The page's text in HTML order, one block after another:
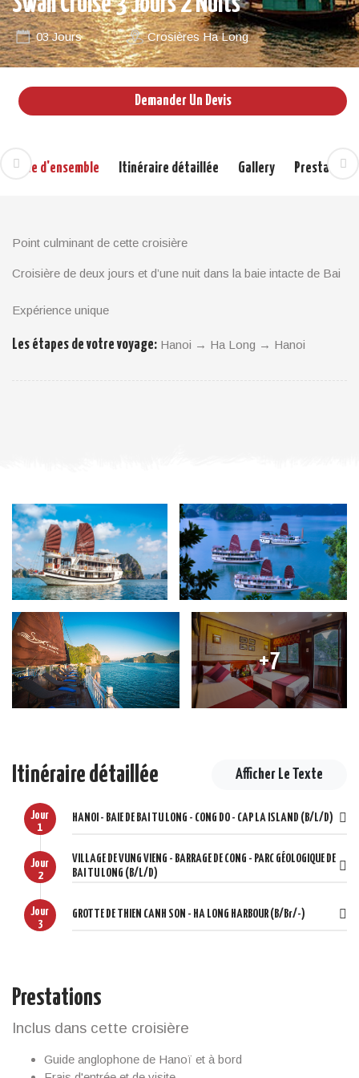
03 Jours Crosières Ha Long
Vue d'ensemble Itinéraire détaillée Gallery Prestations
Demander Un Devis
Point culminant de cette croisière
Croisière de deux jours et d’une nuit dans la baie intacte de Bai
naturelle et la vie locale en un temps limité. Vous pourrez visiter
excursion vous emmène au cœur des merveilles de la nature et
une salle de bains privative
Exploration de la baie d’Halong en kayak, visite de la
grotte et excursion en bateau de bambou jusqu’au village
flottant.
Cuisine vietnamienne authentique à bord
Expérience unique
Les étapes de votre voyage: Hanoi → Ha Long → Hanoi
+7
Itinéraire détaillée Afficher Le Texte
Jour
1
HANOI - BAIE DE BAI TU LONG - CONG DO - CAP LA ISLAND (B/L/D)
Jour
2
VILLAGE DE VUNG VIENG - BARRAGE DE CONG - PARC GÉOLOGIQUE DE
BAI TU LONG (B/L/D)
Jour
3
GROTTE DE THIEN CANH SON - HA LONG HARBOUR (B/Br/-)
Prestations
Inclus dans cette croisière
Guide anglophone de Hanoï et à bord